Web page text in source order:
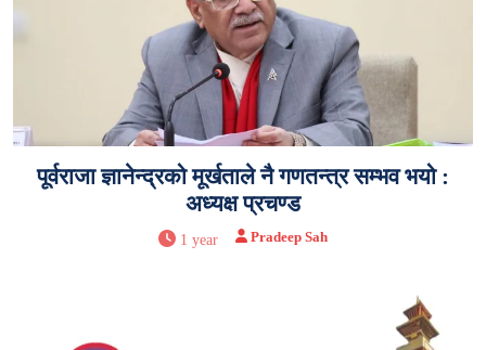
पूर्वराजा ज्ञानेन्द्रको मूर्खताले नै गणतन्त्र सम्भव भयो :
अध्यक्ष प्रचण्ड
1 year Pradeep Sah